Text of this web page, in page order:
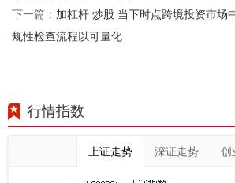
下一篇： 加杠杆 炒股 当下时点跨境投资市场
规性检查流程以可量化
行情指数
上证走势 深证走势 创